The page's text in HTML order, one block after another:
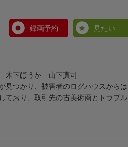
録画予約
見たい
下ほうか 山下真司
見つかり、被害者のログハウスからは
ており、取引先の古美術商とトラブル